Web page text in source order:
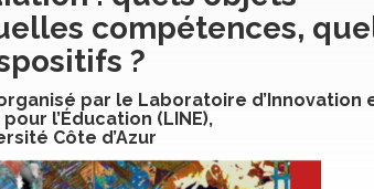
compétences,
?
par le Laboratoire d’Innovation
l’Éducation (LINE),
Côte d’Azur